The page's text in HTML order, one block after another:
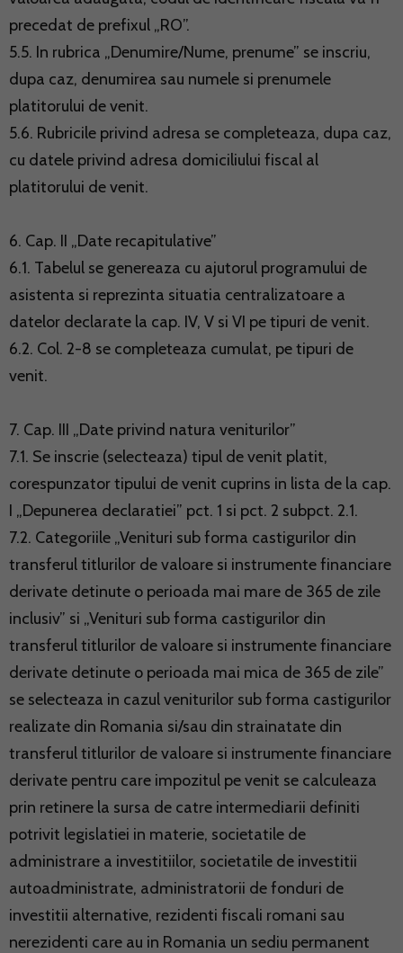
precedat de prefixul „RO”.
5.5. In rubrica „Denumire/Nume, prenume” se inscriu,
dupa caz, denumirea sau numele si prenumele
platitorului de venit.
5.6. Rubricile privind adresa se completeaza, dupa caz,
cu datele privind adresa domiciliului fiscal al
platitorului de venit.
6. Cap. II „Date recapitulative”
6.1. Tabelul se genereaza cu ajutorul programului de
asistenta si reprezinta situatia centralizatoare a
datelor declarate la cap. IV, V si VI pe tipuri de venit.
6.2. Col. 2-8 se completeaza cumulat, pe tipuri de
venit.
7. Cap. III „Date privind natura veniturilor”
7.1. Se inscrie (selecteaza) tipul de venit platit,
corespunzator tipului de venit cuprins in lista de la cap.
I „Depunerea declaratiei” pct. 1 si pct. 2 subpct. 2.1.
7.2. Categoriile „Venituri sub forma castigurilor din
transferul titlurilor de valoare si instrumente financiare
derivate detinute o perioada mai mare de 365 de zile
inclusiv” si „Venituri sub forma castigurilor din
transferul titlurilor de valoare si instrumente financiare
derivate detinute o perioada mai mica de 365 de zile”
se selecteaza in cazul veniturilor sub forma castigurilor
realizate din Romania si/sau din strainatate din
transferul titlurilor de valoare si instrumente financiare
derivate pentru care impozitul pe venit se calculeaza
prin retinere la sursa de catre intermediarii definiti
potrivit legislatiei in materie, societatile de
administrare a investitiilor, societatile de investitii
autoadministrate, administratorii de fonduri de
investitii alternative, rezidenti fiscali romani sau
nerezidenti care au in Romania un sediu permanent